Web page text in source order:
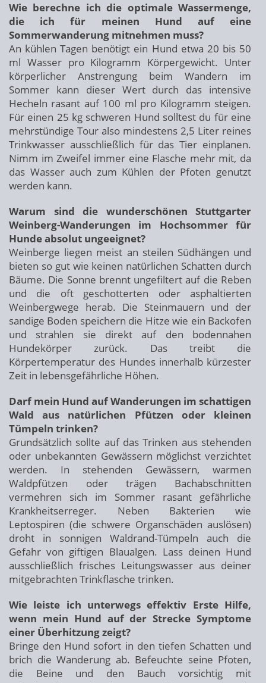
Wie berechne ich die optimale Wassermenge,
die ich für meinen Hund auf eine
Sommerwanderung mitnehmen muss?
An kühlen Tagen benötigt ein Hund etwa 20 bis 50
ml Wasser pro Kilogramm Körpergewicht. Unter
körperlicher Anstrengung beim Wandern im
Sommer kann dieser Wert durch das intensive
Hecheln rasant auf 100 ml pro Kilogramm steigen.
Für einen 25 kg schweren Hund solltest du für eine
mehrstündige Tour also mindestens 2,5 Liter reines
Trinkwasser ausschließlich für das Tier einplanen.
Nimm im Zweifel immer eine Flasche mehr mit, da
das Wasser auch zum Kühlen der Pfoten genutzt
werden kann.
Warum sind die wunderschönen Stuttgarter
Weinberg-Wanderungen im Hochsommer für
Hunde absolut ungeeignet?
Weinberge liegen meist an steilen Südhängen und
bieten so gut wie keinen natürlichen Schatten durch
Bäume. Die Sonne brennt ungefiltert auf die Reben
und die oft geschotterten oder asphaltierten
Weinbergwege herab. Die Steinmauern und der
sandige Boden speichern die Hitze wie ein Backofen
und strahlen sie direkt auf den bodennahen
Hundekörper zurück. Das treibt die
Körpertemperatur des Hundes innerhalb kürzester
Zeit in lebensgefährliche Höhen.
Darf mein Hund auf Wanderungen im schattigen
Wald aus natürlichen Pfützen oder kleinen
Tümpeln trinken?
Grundsätzlich sollte auf das Trinken aus stehenden
oder unbekannten Gewässern möglichst verzichtet
werden. In stehenden Gewässern, warmen
Waldpfützen oder trägen Bachabschnitten
vermehren sich im Sommer rasant gefährliche
Krankheitserreger. Neben Bakterien wie
Leptospiren (die schwere Organschäden auslösen)
droht in sonnigen Waldrand-Tümpeln auch die
Gefahr von giftigen Blaualgen. Lass deinen Hund
ausschließlich frisches Leitungswasser aus deiner
mitgebrachten Trinkflasche trinken.
Wie leiste ich unterwegs effektiv Erste Hilfe,
wenn mein Hund auf der Strecke Symptome
einer Überhitzung zeigt?
Bringe den Hund sofort in den tiefen Schatten und
brich die Wanderung ab. Befeuchte seine Pfoten,
die Beine und den Bauch vorsichtig mit